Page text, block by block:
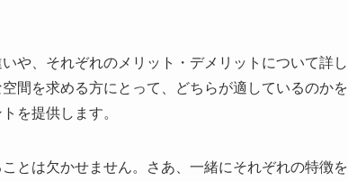
や、それぞれのメリット・デメリットについて詳し
間を求める方にとって、どちらが適しているのかを
を提供します。
とは欠かせません。さあ、一緒にそれぞれの特徴を